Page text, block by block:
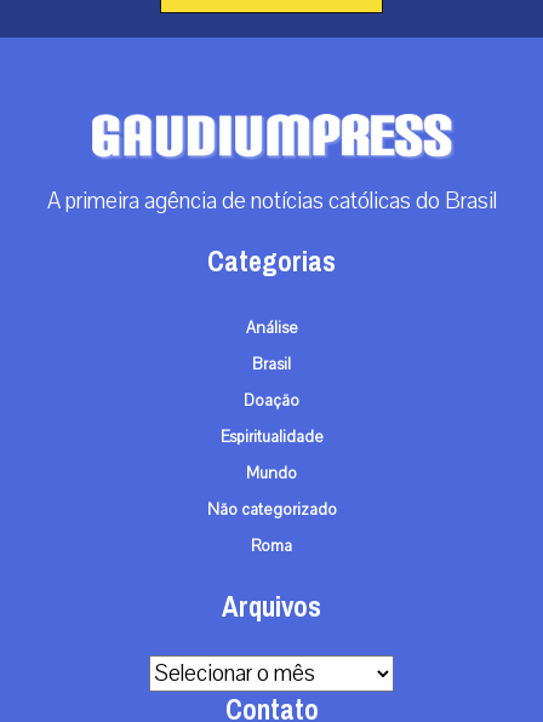
A primeira agência de notícias católicas do Brasil
Categorias
Análise
Brasil
Doação
Espiritualidade
Mundo
Não categorizado
Roma
Arquivos
Arquivos
Contato